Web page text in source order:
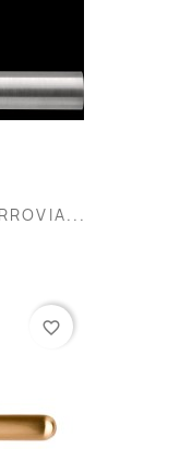
favorite_border